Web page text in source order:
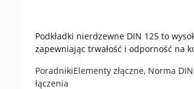
Podkładki nierdzewne DIN 125 to
zapewniając trwałość i odporność na
PoradnikiElementy złączne, Norma
łączenia